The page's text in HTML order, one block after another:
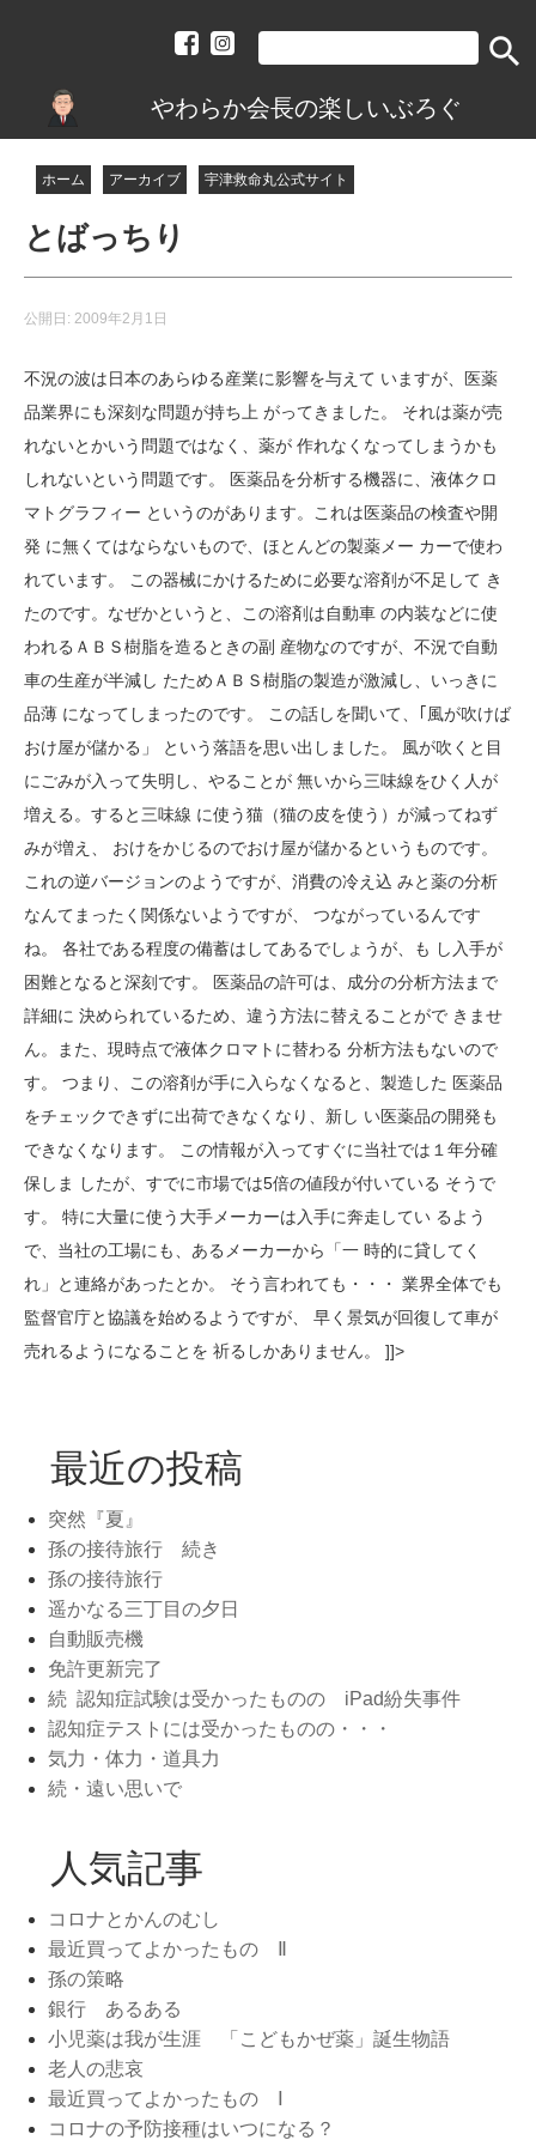
search
やわらか会長の楽しいぶろぐ
ホーム アーカイブ 宇津救命丸公式サイト
とばっちり
公開日: 2009年2月1日
不況の波は日本のあらゆる産業に影響を与えて いますが、医薬
品業界にも深刻な問題が持ち上 がってきました。 それは薬が売
れないとかいう問題ではなく、薬が 作れなくなってしまうかも
しれないという問題です。 医薬品を分析する機器に、液体クロ
マトグラフィー というのがあります。これは医薬品の検査や開
発 に無くてはならないもので、ほとんどの製薬メー カーで使わ
れています。 この器械にかけるために必要な溶剤が不足して き
たのです。なぜかというと、この溶剤は自動車 の内装などに使
われるＡＢＳ樹脂を造るときの副 産物なのですが、不況で自動
車の生産が半減し たためＡＢＳ樹脂の製造が激減し、いっきに
品薄 になってしまったのです。 この話しを聞いて、｢風が吹けば
おけ屋が儲かる」 という落語を思い出しました。 風が吹くと目
にごみが入って失明し、やることが 無いから三味線をひく人が
増える。すると三味線 に使う猫（猫の皮を使う）が減ってねず
みが増え、 おけをかじるのでおけ屋が儲かるというものです。
これの逆バージョンのようですが、消費の冷え込 みと薬の分析
なんてまったく関係ないようですが、 つながっているんです
ね。 各社である程度の備蓄はしてあるでしょうが、も し入手が
困難となると深刻です。 医薬品の許可は、成分の分析方法まで
詳細に 決められているため、違う方法に替えることがで きませ
ん。また、現時点で液体クロマトに替わる 分析方法もないので
す。 つまり、この溶剤が手に入らなくなると、製造した 医薬品
をチェックできずに出荷できなくなり、新し い医薬品の開発も
できなくなります。 この情報が入ってすぐに当社では１年分確
保しま したが、すでに市場では5倍の値段が付いている そうで
す。 特に大量に使う大手メーカーは入手に奔走してい るよう
で、当社の工場にも、あるメーカーから「一 時的に貸してく
れ」と連絡があったとか。 そう言われても・・・ 業界全体でも
監督官庁と協議を始めるようですが、 早く景気が回復して車が
売れるようになることを 祈るしかありません。 ]]>
最近の投稿
突然『夏』
孫の接待旅行 続き
孫の接待旅行
遥かなる三丁目の夕日
自動販売機
免許更新完了
続 認知症試験は受かったものの iPad紛失事件
認知症テストには受かったものの・・・
気力・体力・道具力
続・遠い思いで
人気記事
コロナとかんのむし
最近買ってよかったもの Ⅱ
孫の策略
銀行 あるある
小児薬は我が生涯 「こどもかぜ薬」誕生物語
老人の悲哀
最近買ってよかったもの Ⅰ
コロナの予防接種はいつになる？